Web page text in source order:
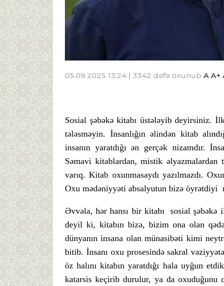
05.09.2025 13:24 | 3342 dəfə oxunub A A+
Sosial şəbəkə kitabı üstələyib deyirsiniz.
tələsməyin. İnsanlığın əlindən kitab
insanın yaratdığı ən gerçək nizamdır.
Səmavi kitablardan, mistik əlyazmalardan
varıq. Kitab oxunmasaydı yazılmazdı.
Oxu mədəniyyəti absalyutun bizə öyrətdiyi
Əvvəla, hər hansı bir kitabı sosial şəbəkə
deyil ki, kitabın bizə, bizim ona olan
dünyanın insana olan münasibəti kimi
bitib. İnsanı oxu prosesində sakral
öz halını kitabın yaratdığı hala uyğun
katarsis keçirib durulur, ya da oxuduğunu